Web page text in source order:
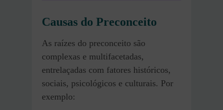
Causas do Preconceito
As raízes do preconceito são
complexas e multifacetadas,
entrelaçadas com fatores históricos,
sociais, psicológicos e culturais. Por
exemplo: